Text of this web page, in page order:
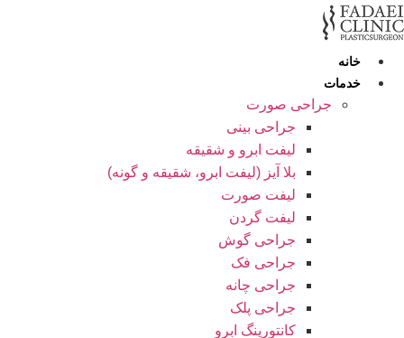
پرش
به
خانه
خدمات
جراحی صورت
جراحی بینی
لیفت ابرو و شقیقه
بلا آیز (لیفت ابرو، شقیقه و گونه)
لیفت صورت
لیفت گردن
جراحی گوش
جراحی فک
جراحی چانه
جراحی پلک
کانتورینگ ابرو